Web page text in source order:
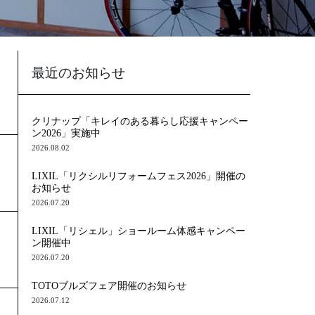
最近のお知らせ
クリナップ「キレイのある暮らし応援キャンペー
ン2026」実施中
2026.08.02
LIXIL「リクシルリフォームフェス2026」開催の
お知らせ
2026.07.20
LIXIL「リシェル」ショールーム体感キャンペー
ン開催中
2026.07.20
TOTOブルズフェア開催のお知らせ
2026.07.12